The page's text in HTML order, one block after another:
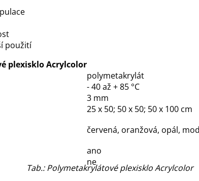
použití
plexisklo Acrylcolor
polymetakrylát
- 40 až + 85 °C
3 mm
25 x 50; 50 x 50; 50 x 100 cm
červená, oranžová, opál,
ano
ne
Tab.: Polymetakrylátové plexisklo Acrylcolor